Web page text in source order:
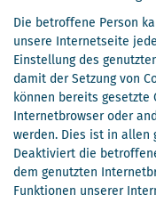
Die betroffene Person
unsere Internetseite
Einstellung des
damit der Setzung von
können bereits gesetzte
Internetbrowser oder
werden. Dies ist in allen
Deaktiviert die
dem genutzten
Funktionen unserer